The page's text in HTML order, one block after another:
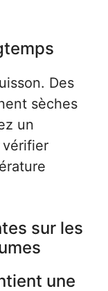
Des
sèches
un
sur les
une